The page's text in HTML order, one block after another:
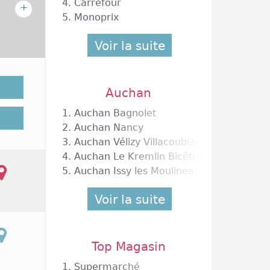
+
est
de
la
le
tout
4. Carrefour
5. Monoprix
Voir la suite
Auchan
1. Auchan Bagnolet
2. Auchan Nancy
3. Auchan Vélizy Villacoublay
4. Auchan Le Kremlin Bicêtre
5. Auchan Issy les Moulineaux
Voir la suite
Top Magasin
1. Supermarché